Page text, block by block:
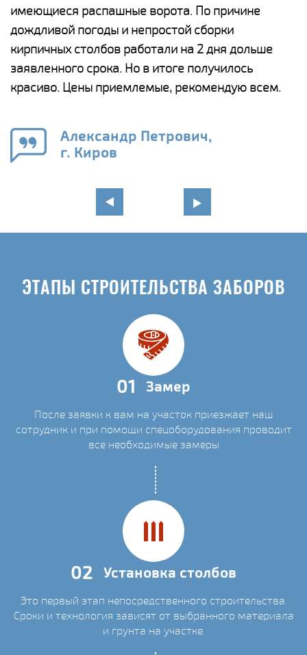
имеющиеся распашные ворота. По причине
дождливой погоды и непростой сборки
кирпичных столбов работали на 2 дня дольше
заявленного срока. Но в итоге получилось
красиво. Цены приемлемые, рекомендую всем.
Александр Петрович,
г. Киров
ЭТАПЫ СТРОИТЕЛЬСТВА ЗАБОРОВ
01 Замер
После заявки к вам на участок приезжает наш
сотрудник и при помощи спецоборудования проводит
все необходимые замеры
02 Установка столбов
Это первый этап непосредственного строительства.
Сроки и технология зависят от выбранного материала
и грунта на участке.